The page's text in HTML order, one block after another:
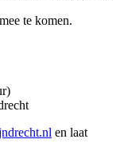
te komen.
en laat